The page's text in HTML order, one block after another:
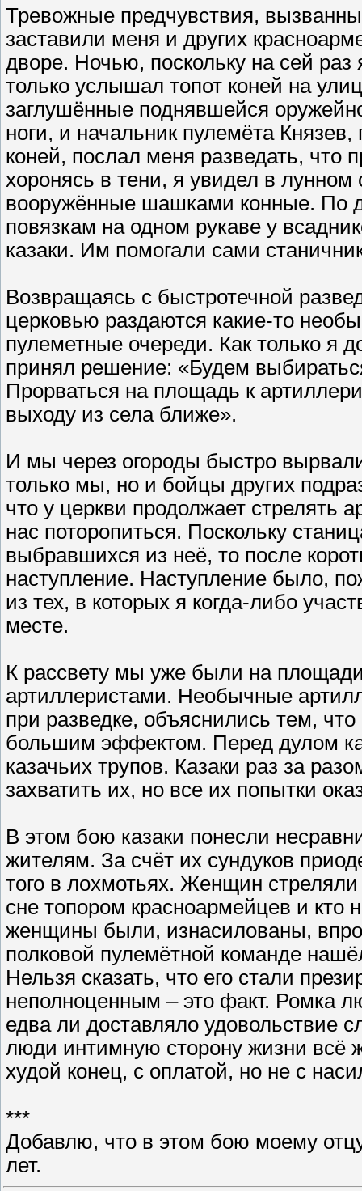
Тревожные предчувствия,
заставили меня и других
дворе. Ночью, поскольку на сей раз
только услышал топот коней на
заглушённые поднявшейся
ноги, и начальник пулемёта
коней, послал меня разведать, что
хоронясь в тени, я увидел в лунном
вооружённые шашками конные. По
повязкам на одном рукаве у
казаки. Им помогали сами
Возвращаясь с быстротечной
церковью раздаются какие-то
пулеметные очереди. Как только я
принял решение: «Будем
Прорваться на площадь к
выходу из села ближе».
И мы через огороды быстро
только мы, но и бойцы других
что у церкви продолжает стрелять
нас поторопиться. Поскольку
выбравшихся из неё, то после
наступление. Наступление было,
из тех, в которых я когда-либо
месте.
К рассвету мы уже были на
артиллеристами. Необычные
при разведке, объяснились тем,
большим эффектом. Перед дулом
казачьих трупов. Казаки раз за
захватить их, но все их попытки
В этом бою казаки понесли
жителям. За счёт их сундуков
того в лохмотьях. Женщин
сне топором красноармейцев и кто
женщины были, изнасилованы,
полковой пулемётной команде
Нельзя сказать, что его стали
неполноценным – это факт. Ромка
едва ли доставляло
люди интимную сторону жизни всё
худой конец, с оплатой, но не с
***
Добавлю, что в этом бою моему
лет.